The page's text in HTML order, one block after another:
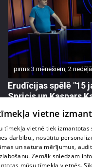
pirms 3 mēnešiem, 2
Erudīcijas spēlē "15
Spricis un Kaspars
vietne
tīmekļa vietnē tiek
darbību., nosūtītu
un satura mērījumus,
Zemāk sniedzam
mūsu tīmekļa vietnēs.